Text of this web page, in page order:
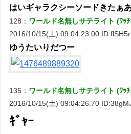
はいギャラクシーソードきたぁ
128： ワールド名無しサテライト (ﾜｯ
2016/10/15(土) 09:04:23.00
ゆうたいりだつー
135： ワールド名無しサテライト (ﾜｯ
2016/10/15(土) 09:04:26.70
ｷﾞｬｰ